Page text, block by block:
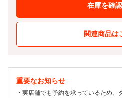
在庫を確
関連商品は
重要なお知らせ
実店舗でも予約を承っているため、